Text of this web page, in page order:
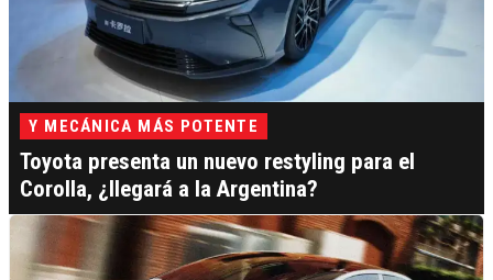
Y MECÁNICA MÁS POTENTE
Toyota presenta un nuevo restyling para el
Corolla, ¿llegará a la Argentina?